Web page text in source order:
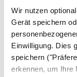
Wir nutzen
Gerät speichern
Einwilligung. Dies
speichern
erkennen, um Ihre